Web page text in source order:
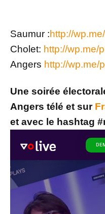
Saumur :http://
Cholet: http://wp.me/
Angers http://wp.me/
Une soirée
Angers télé et sur
et avec le hashtag